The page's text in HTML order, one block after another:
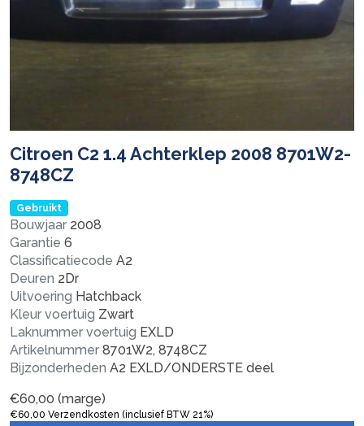
Citroen C2 1.4 Achterklep 2008 8701W2-
8748CZ
Gebruikt
Bouwjaar 2008
Garantie 6
Classificatiecode A2
Deuren 2Dr
Uitvoering Hatchback
Kleur voertuig Zwart
Laknummer voertuig EXLD
Artikelnummer 8701W2, 8748CZ
Bijzonderheden A2 EXLD/ONDERSTE deel
€60,00 (marge)
€60,00 Verzendkosten (inclusief BTW 21%)